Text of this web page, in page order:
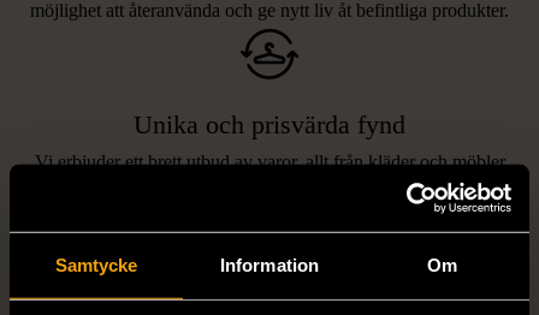
Samtycke Information Om
möjlighet att återanvända och ge nytt liv åt befintliga produkter.
Unika och prisvärda fynd
Vi erbjuder ett brett utbud av varor, allt från kläder och möbler
till böcker och elektronik i våra butiker. Du har chansen att hitta
unika och originella föremål som inte finns i vanliga butiker.
LIKNANDE PRODUKTER
Hitta produkter som påminner om denna